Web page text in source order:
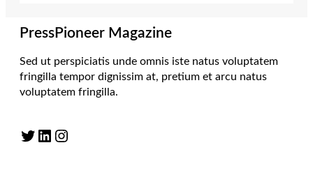
PressPioneer Magazine
Sed ut perspiciatis unde omnis iste natus voluptatem
fringilla tempor dignissim at, pretium et arcu natus
voluptatem fringilla.
Twitter LinkedIn Instagram